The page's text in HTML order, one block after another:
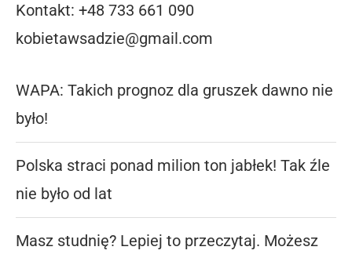
Kontakt: +48 733 661 090
kobietawsadzie@gmail.com
WAPA: Takich prognoz dla gruszek dawno nie
było!
Polska straci ponad milion ton jabłek! Tak źle
nie było od lat
Masz studnię? Lepiej to przeczytaj. Możesz